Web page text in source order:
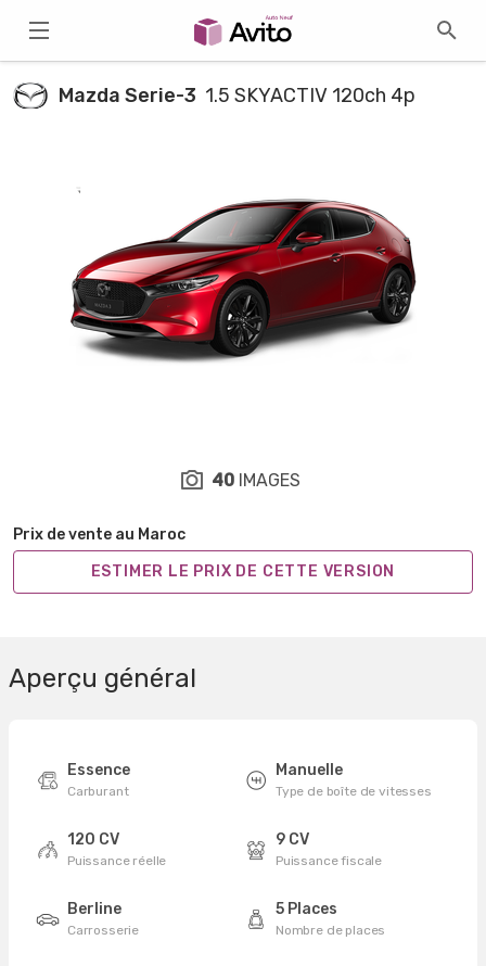
Mazda Serie-3 1.5 SKYACTIV 120ch 4p
Prix de vente au Maroc
ESTIMER LE PRIX DE CETTE VERSION
40 IMAGES
Aperçu général
Essence
Carburant
Manuelle
Type de boîte de vitesses
120 CV
Puissance réelle
9 CV
Puissance fiscale
Berline
Carrosserie
5 Places
Nombre de places